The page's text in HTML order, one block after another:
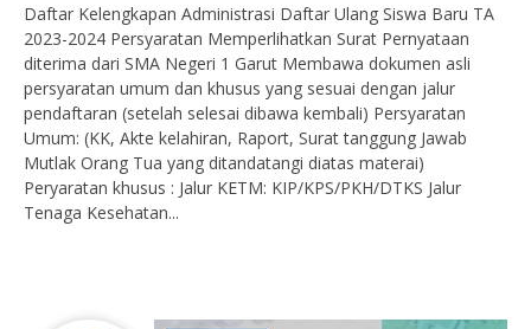
Daftar Kelengkapan Administrasi Daftar Ulang Siswa Baru TA
2023-2024 Persyaratan Memperlihatkan Surat Pernyataan
diterima dari SMA Negeri 1 Garut Membawa dokumen asli
persyaratan umum dan khusus yang sesuai dengan jalur
pendaftaran (setelah selesai dibawa kembali) Persyaratan
Umum: (KK, Akte kelahiran, Raport, Surat tanggung Jawab
Mutlak Orang Tua yang ditandatangi diatas materai)
Peryaratan khusus : Jalur KETM: KIP/KPS/PKH/DTKS Jalur
Tenaga Kesehatan...